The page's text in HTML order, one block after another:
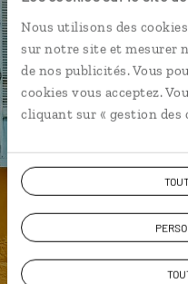
Nous utilisons des
sur notre site et mesurer
de nos publicités. Vous
cookies vous acceptez.
cliquant sur « gestion des
L’itinéraire
sénégalaise en
Notre
Dakar
Les plus
L'album
vous-même